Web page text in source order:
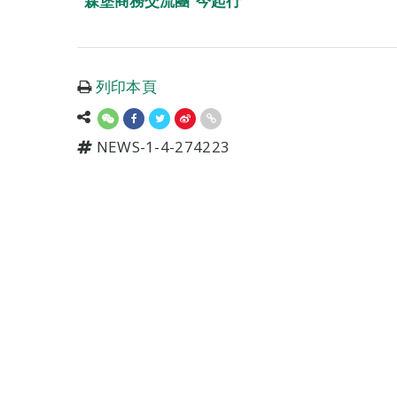
列印本頁
NEWS-1-4-274223